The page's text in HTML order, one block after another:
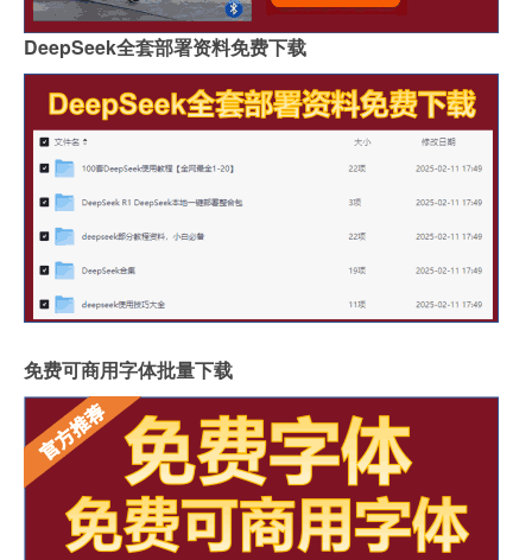
DeepSeek全套部署资料免费下载
免费可商用字体批量下载